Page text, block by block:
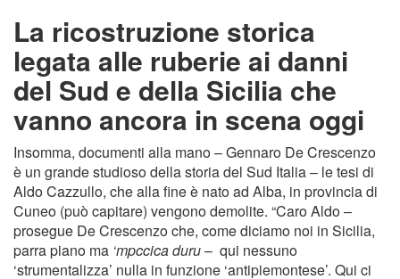
La ricostruzione storica
legata alle ruberie ai danni
del Sud e della Sicilia che
vanno ancora in scena oggi
Insomma, documenti alla mano – Gennaro De Crescenzo
è un grande studioso della storia del Sud Italia – le tesi di
Aldo Cazzullo, che alla fine è nato ad Alba, in provincia di
Cuneo (può capitare) vengono demolite. “Caro Aldo –
prosegue De Crescenzo che, come diciamo noi in Sicilia,
parra piano ma ‘mpccica duru– qui nessuno
‘strumentalizza’ nulla in funzione ‘antipiemontese’. Qui ci